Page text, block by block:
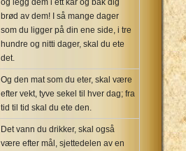
brød av dem! I så mange dager
som du ligger på din ene side, i tre
hundre og nitti dager, skal du ete
det.
Og den mat som du eter, skal være
efter vekt, tyve sekel til hver dag; fra
tid til tid skal du ete den.
Det vann du drikker, skal også
være efter mål, sjettedelen av en